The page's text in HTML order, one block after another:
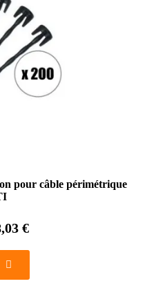
pour câble périmétrique
€